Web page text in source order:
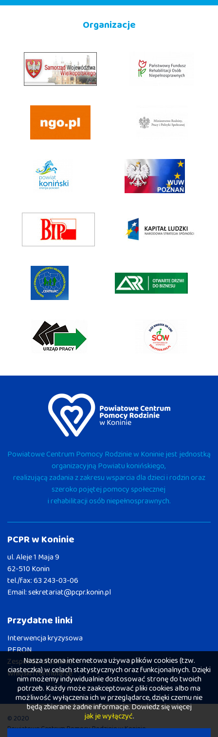
Organizacje
Powiatowe Centrum Pomocy Rodzinie w Koninie jest jednostką
organizacyjną Powiatu konińskiego,
realizującą zadania z zakresu wsparcia dla dzieci i rodzin oraz
szeroko pojętej pomocy społecznej
i rehabilitacji osób niepełnosprawnych.
PCPR w Koninie
ul. Aleje 1 Maja 9
62-510 Konin
tel./fax:63 243-03-06
Email:sekretariat@pcpr.konin.pl
Przydatne linki
Interwencja kryzysowa
PFRON
Zespół ds. orzekania
Wnioski i formularze
© 2020
Powiatowe Centrum Pomocy Rodzinie w Koninie
Nasza strona internetowa używa plików cookies (tzw.
ciasteczka) w celach statystycznych oraz funkcjonalnych. Dzięki
nim możemy indywidualnie dostosować stronę do twoich
potrzeb. Każdy może zaakceptować pliki cookies albo ma
możliwość wyłączenia ich w przeglądarce, dzięki czemu nie
będą zbierane żadne informacje. Dowiedz się więcej
jak je wyłączyć.